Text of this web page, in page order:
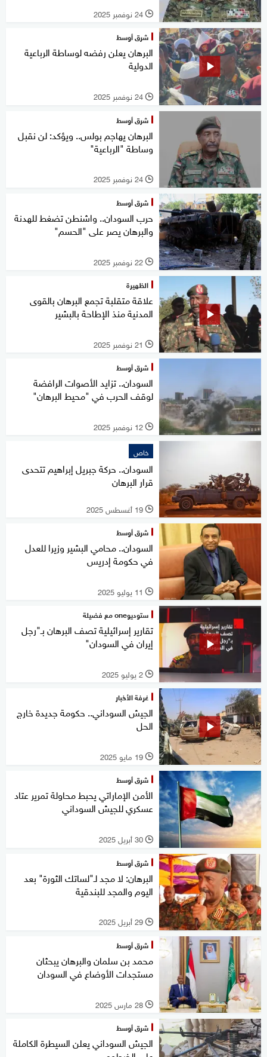
l 24 نوفمبر 2025
شرق أوسط
البرهان يعلن رفضه لوساطة الرباعية
الدولية
l 24 نوفمبر 2025
شرق أوسط
البرهان يهاجم بولس.. ويؤكد: لن نقبل
وساطة "الرباعية"
l 24 نوفمبر 2025
شرق أوسط
حرب السودان.. واشنطن تضغط للهدنة
والبرهان يصر على "الحسم"
l 22 نوفمبر 2025
الظهيرة
علاقة متقلبة تجمع البرهان بالقوى
المدنية منذ الإطاحة بالبشير
l 21 نوفمبر 2025
شرق أوسط
السودان.. تزايد الأصوات الرافضة
لوقف الحرب في "محيط البرهان"
l 12 نوفمبر 2025
خاص
السودان.. حركة جبريل إبراهيم تتحدى
قرار البرهان
l 19 أغسطس 2025
شرق أوسط
السودان.. محامي البشير وزيرا للعدل
في حكومة إدريس
l 11 يوليو 2025
ستوديوone مع فضيلة
تقارير إسرائيلية تصف البرهان بـ"رجل
إيران في السودان"
l 2 يوليو 2025
غرفة الأخبار
الجيش السوداني.. حكومة جديدة خارج
الحل
l 19 مايو 2025
شرق أوسط
الأمن الإماراتي يحبط محاولة تمرير عتاد
عسكري للجيش السوداني
l 30 أبريل 2025
شرق أوسط
البرهان: لا مجد لـ"لساتك الثورة" بعد
اليوم والمجد للبندقية
l 29 أبريل 2025
شرق أوسط
محمد بن سلمان والبرهان يبحثان
مستجدات الأوضاع في السودان
l 28 مارس 2025
شرق أوسط
الجيش السوداني يعلن السيطرة الكاملة